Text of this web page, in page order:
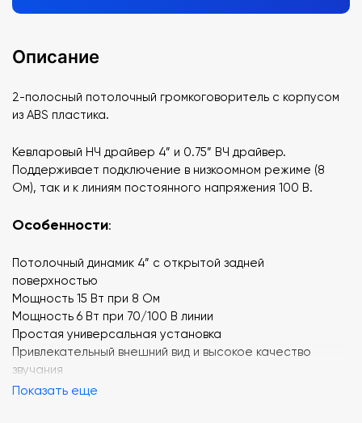
Описание
2-полосный потолочный громкоговоритель с корпусом
из ABS пластика.
Кевларовый НЧ драйвер 4” и 0.75” ВЧ драйвер.
Поддерживает подключение в низкоомном режиме (8
Ом), так и к линиям постоянного напряжения 100 В.
Особенности:
Потолочный динамик 4” с открытой задней
поверхностью
Мощность 15 Вт при 8 Ом
Мощность 6 Вт при 70/100 В линии
Простая универсальная установка
Привлекательный внешний вид и высокое качество
звучания
Показать еще